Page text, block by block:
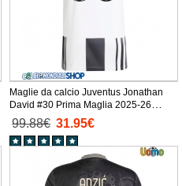
Maglie da calcio Juventus Jonathan
David #30 Prima Maglia 2025-26
Manica Corta
99.88€ 31.95€